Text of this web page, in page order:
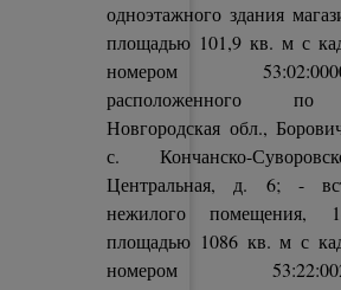
одноэтажного здания
площадью 101,9 кв. м с
номером
расположенного по
Новгородская обл.,
с. Кончанско-
Центральная, д. 6; -
нежилого помещения,
площадью 1086 кв. м с
номером